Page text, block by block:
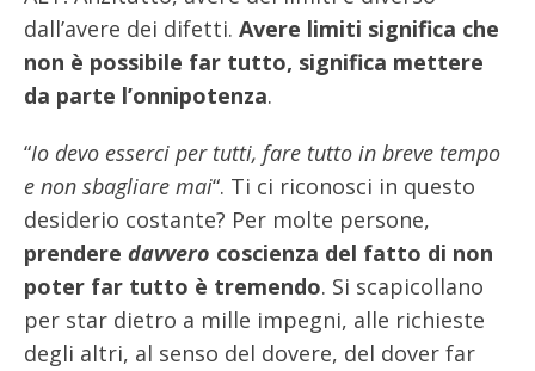
dall’avere dei difetti. Avere limiti significa che
non è possibile far tutto, significa mettere
da parte l’onnipotenza.
“Io devo esserci per tutti, fare tutto in breve tempo
e non sbagliare mai“. Ti ci riconosci in questo
desiderio costante? Per molte persone,
prendere davvero coscienza del fatto di non
poter far tutto è tremendo. Si scapicollano
per star dietro a mille impegni, alle richieste
degli altri, al senso del dovere, del dover far